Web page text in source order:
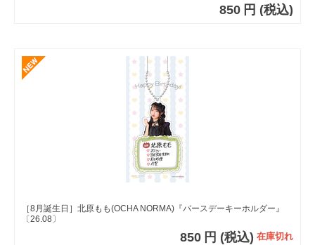
850 円 (税込)
［8月誕生日］北原もも(OCHA NORMA)『バースデーキーホルダー』
〔26.08〕
850 円 (税込) 在庫切れ